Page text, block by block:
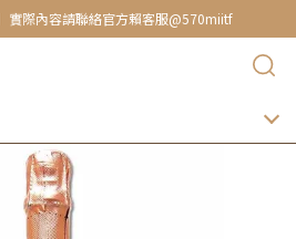
實際內容請聯絡官方賴客服@570miitf